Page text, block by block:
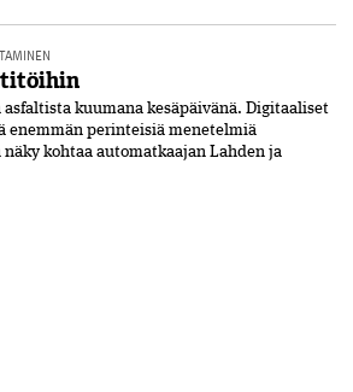
asfaltista kuumana kesäpäivänä. Digitaaliset
enemmän perinteisiä menetelmiä
kohtaa automatkaajan Lahden ja